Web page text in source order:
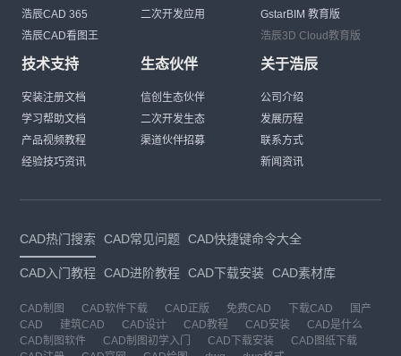
浩辰CAD 365
浩辰CAD看图王
二次开发应用
GstarBIM 教育版
浩辰3D Cloud教育版
技术支持
安装注册文档
学习帮助文档
产品视频教程
经验技巧资讯
生态伙伴
信创生态伙伴
二次开发生态
渠道伙伴招募
关于浩辰
公司介绍
发展历程
联系方式
新闻资讯
CAD热门搜索 CAD常见问题 CAD快捷键命令大全
CAD入门教程 CAD进阶教程 CAD下载安装 CAD素材库
CAD制图 CAD软件下载 CAD正版 免费CAD 下载CAD
国产
CAD
建筑CAD CAD设计 CAD教程 CAD安装
CAD是什么
CAD制图软件
CAD制图初学入门 CAD下载安装
CAD图纸下载